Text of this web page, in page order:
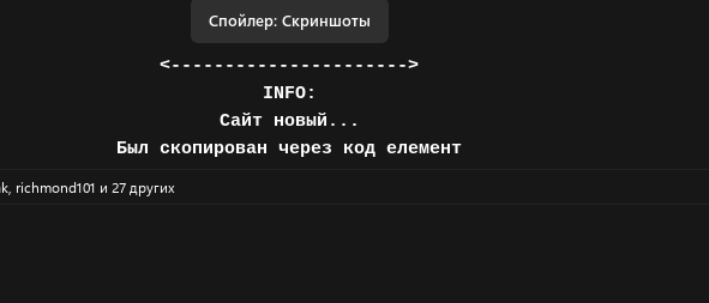
Спойлер: Скриншоты
<---------------------->
INFO:
Сайт новый...
Был скопирован через код елемент
, richmond101 и 27 других